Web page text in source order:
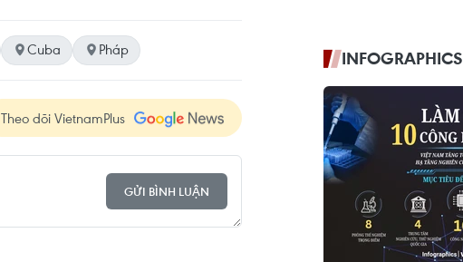
Cuba Pháp
Theo dõi VietnamPlus
GỬI BÌNH LUẬN
INFOGRAPHICS